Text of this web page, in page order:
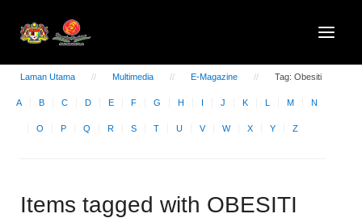
Laman Utama Multimedia E-Magazine Tag: Obesiti
A B C D E F G H I J K L M N
O P Q R S T U V W X Y Z
Items tagged with OBESITI